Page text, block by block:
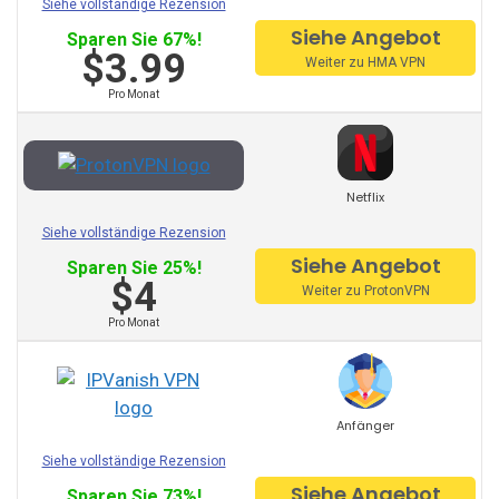
Getflix
Tuxler
Ivacy VPN
Digibit VPN
X-VPN
FastestVPN
VPNarea
Siehe vollständige Rezension
Sparen Sie 67%!
$3.99
Pro Monat
Siehe Angebot
Weiter zu HMA VPN
Netflix
Siehe vollständige Rezension
Sparen Sie 25%!
$4
Pro Monat
Siehe Angebot
Weiter zu ProtonVPN
Anfänger
Siehe vollständige Rezension